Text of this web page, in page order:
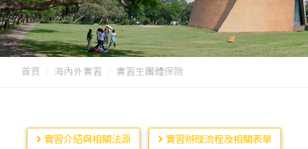
首頁 海內外實習 實習生團體保險
實習介紹與相關法源 實習辦理流程及相關表單